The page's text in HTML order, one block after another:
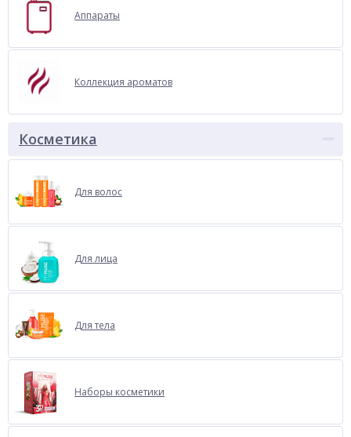
Аппараты
Коллекция ароматов
Косметика
Для волос
Для лица
Для тела
Наборы косметики